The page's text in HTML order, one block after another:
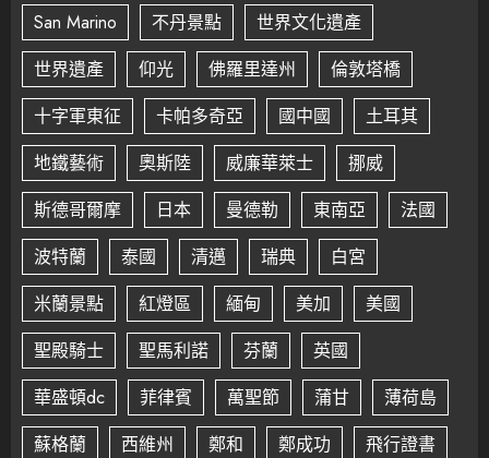
San Marino 不丹景點
世界文化遺產
世界遺產
仰光 佛羅里達州
倫敦塔橋
十字軍東征
卡帕多奇亞 國中國
土耳其
地鐵藝術
奧斯陸 威廉華萊士
挪威
斯德哥爾摩
日本 曼德勒 東南亞
法國
波特蘭
泰國 清邁 瑞典
白宮
米蘭景點
紅燈區 緬甸 美加
美國
聖殿騎士
聖馬利諾 芬蘭
英國
華盛頓dc
菲律賓 萬聖節 蒲甘
薄荷島
蘇格蘭
西維州 鄭和 鄭成功 飛行證書